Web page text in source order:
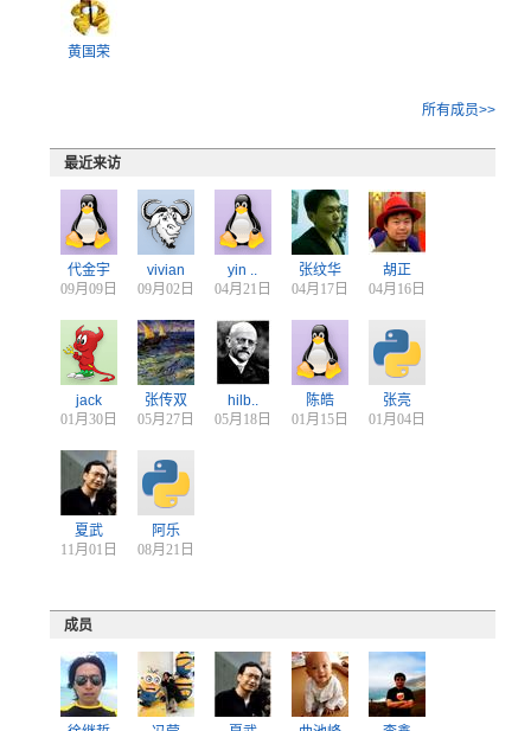
黄国荣
所有成员>>
最近来访
代金宇
09月09日
vivian
09月02日
yin ..
04月21日
张纹华
04月17日
胡正
04月16日
jack
01月30日
张传双
05月27日
hilb..
05月18日
陈皓
01月15日
张亮
01月04日
夏武
11月01日
阿乐
08月21日
成员